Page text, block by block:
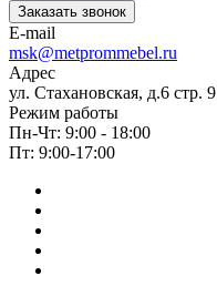
Заказать звонок
E-mail
msk@metprommebel.ru
Адрес
ул. Стахановская, д.6 стр. 9
Режим работы
Пн-Чт: 9:00 - 18:00
Пт: 9:00-17:00